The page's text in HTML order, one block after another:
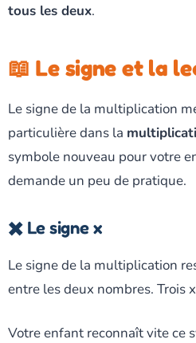
tous les deux.
📖 Le signe et la
Le signe de la multiplication
particulière dans la
symbole nouveau pour votre
demande un peu de pratique.
✖️ Le signe x
Le signe de la multiplication
entre les deux nombres. Trois
Votre enfant reconnaît vite ce